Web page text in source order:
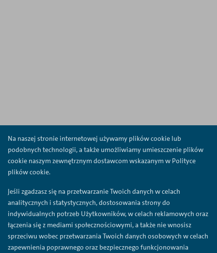
Na naszej stronie internetowej używamy plików cookie lub
podobnych technologii, a także umożliwiamy umieszczenie plików
cookie naszym zewnętrznym dostawcom wskazanym w Polityce
plików cookie.
Jeśli zgadzasz się na przetwarzanie Twoich danych w celach
analitycznych i statystycznych, dostosowania strony do
indywidualnych potrzeb Użytkowników, w celach reklamowych oraz
łączenia się z mediami społecznościowymi, a także nie wnosisz
sprzeciwu wobec przetwarzania Twoich danych osobowych w celach
zapewnienia poprawnego oraz bezpiecznego funkcjonowania